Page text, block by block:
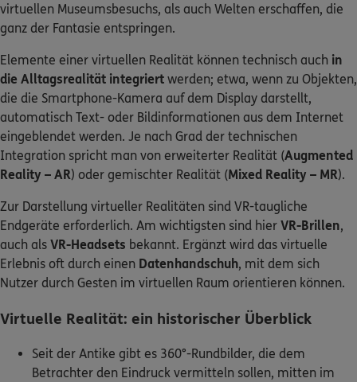
virtuellen Museumsbesuchs, als auch Welten erschaffen, die
ganz der Fantasie entspringen.
Elemente einer virtuellen Realität können technisch auch in
die Alltagsrealität integriert werden; etwa, wenn zu Objekten,
die die Smartphone-Kamera auf dem Display darstellt,
automatisch Text- oder Bildinformationen aus dem Internet
eingeblendet werden. Je nach Grad der technischen
Integration spricht man von erweiterter Realität (Augmented
Reality – AR) oder gemischter Realität (Mixed Reality – MR).
Zur Darstellung virtueller Realitäten sind VR-taugliche
Endgeräte erforderlich. Am wichtigsten sind hier VR-Brillen,
auch als VR-Headsets bekannt. Ergänzt wird das virtuelle
Erlebnis oft durch einen Datenhandschuh, mit dem sich
Nutzer durch Gesten im virtuellen Raum orientieren können.
Virtuelle Realität: ein historischer Überblick
Seit der Antike gibt es 360°-Rundbilder, die dem
Betrachter den Eindruck vermitteln sollen, mitten im